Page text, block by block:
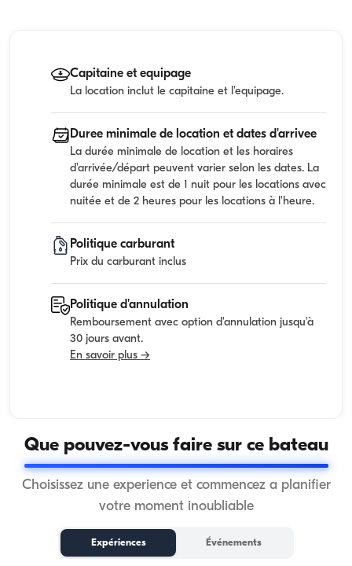
Capitaine et equipage
La location inclut le capitaine et l'equipage.
Duree minimale de location et dates d'arrivee
La durée minimale de location et les horaires
d'arrivée/départ peuvent varier selon les dates. La
durée minimale est de 1 nuit pour les locations avec
nuitée et de 2 heures pour les locations à l'heure.
Politique carburant
Prix du carburant inclus
Politique d'annulation
Remboursement avec option d'annulation jusqu'à
30 jours avant.
En savoir plus →
Que pouvez-vous faire sur ce bateau
Choisissez une experience et commencez a planifier
votre moment inoubliable
Expériences Événements